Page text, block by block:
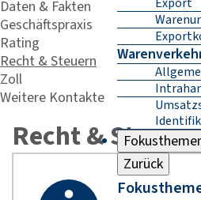
Zurück
Daten & Fakten
Geschäftspraxis
Rating
Recht & Steuern
Zoll
Weitere Kontakte
Recht &